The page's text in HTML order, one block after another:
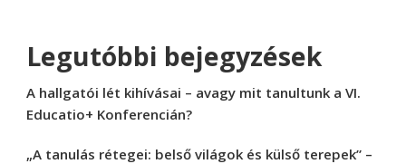
Legutóbbi bejegyzések
A hallgatói lét kihívásai – avagy mit tanultunk a VI.
Educatio+ Konferencián?
„A tanulás rétegei: belső világok és külső terepek” –